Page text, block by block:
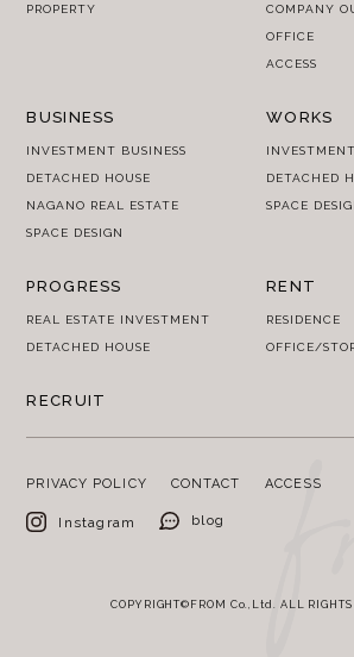
PROPERTY COMPANY
OFFICE
ACCESS
BUSINESS
INVESTMENT BUSINESS
DETACHED HOUSE
NAGANO REAL ESTATE
SPACE DESIGN
WORKS
INVESTMENT
DETACHED
SPACE
PROGRESS
REAL ESTATE INVESTMENT
DETACHED HOUSE
RENT
RESIDENCE
OFFICE/
RECRUIT
PRIVACY POLICY CONTACT ACCESS
Instagram blog
COPYRIGHT©FROM Co.,Ltd. ALL RIGHTS